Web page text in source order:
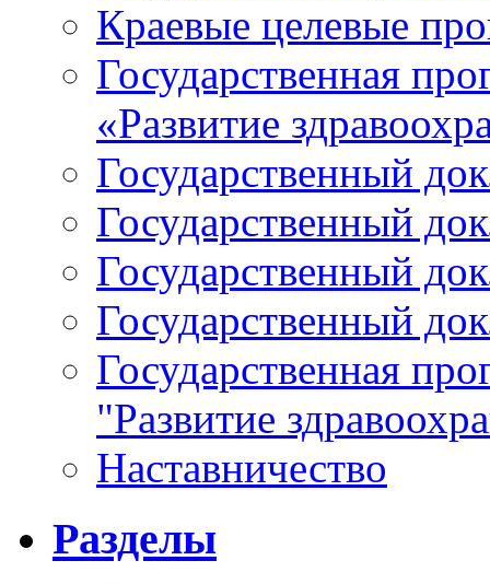
Краевые целевые
Государственная
«Развитие
Государственный
Государственный
Государственный
Государственный
Государственная
"Развитие
Наставничество
Разделы